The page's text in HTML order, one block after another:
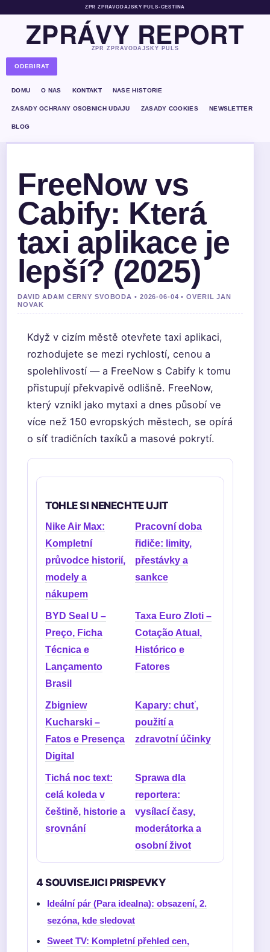
ZPR ZPRAVODAJSKY PULS•CESTINA
ZPRÁVY REPORT
ZPR ZPRAVODAJSKY PULS
ODEBIRAT
DOMU O NAS KONTAKT NASE HISTORIE
ZASADY OCHRANY OSOBNICH UDAJU ZASADY COOKIES NEWSLETTER
BLOG
FreeNow vs
Cabify: Která
taxi aplikace je
lepší? (2025)
DAVID ADAM CERNY SVOBODA • 2026-06-04 • OVERIL JAN
NOVAK
Když v cizím městě otevřete taxi aplikaci,
rozhodujete se mezi rychlostí, cenou a
spolehlivostí — a FreeNow s Cabify k tomu
přistupují překvapivě odlišně. FreeNow,
který vznikl jako mytaxi a dnes působí ve
více než 150 evropských městech, se opírá
o síť tradičních taxíků a masové pokrytí.
TOHLE SI NENECHTE UJIT
Nike Air Max:
Kompletní
průvodce historií,
modely a
nákupem
Pracovní doba
řidiče: limity,
přestávky a
sankce
BYD Seal U –
Preço, Ficha
Técnica e
Lançamento
Brasil
Taxa Euro Zloti –
Cotação Atual,
Histórico e
Fatores
Zbigniew
Kucharski –
Fatos e Presença
Digital
Kapary: chuť,
použití a
zdravotní účinky
Tichá noc text:
celá koleda v
češtině, historie a
srovnání
Sprawa dla
reportera:
vysílací časy,
moderátorka a
osobní život
4 SOUVISEJICI PRISPEVKY
Ideální pár (Para idealna): obsazení, 2.
sezóna, kde sledovat
Sweet TV: Kompletní přehled cen,